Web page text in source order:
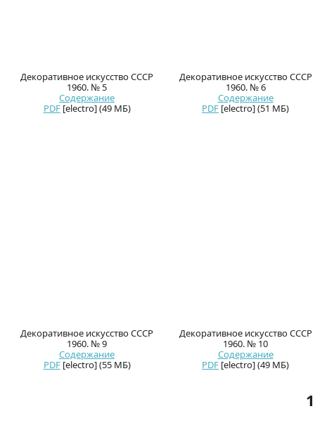
Декоративное искусство СССР
1960. № 5
Содержание
PDF[electro] (49 МБ)
Декоративное искусство СССР
1960. № 6
Содержание
PDF [electro] (51 МБ)
Декоративное искусство СССР
1960. № 9
Содержание
PDF[electro] (55 МБ)
Декоративное искусство СССР
1960. № 10
Содержание
PDF [electro] (49 МБ)